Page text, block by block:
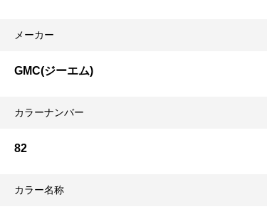
メーカー
GMC(ジーエム)
カラーナンバー
82
カラー名称